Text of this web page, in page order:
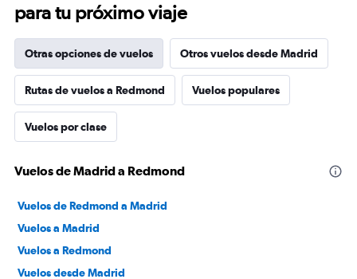
para tu próximo viaje
Otras opciones de vuelos Otros vuelos desde Madrid
Rutas de vuelos a Redmond Vuelos populares
Vuelos por clase
Vuelos de Madrid a Redmond
Vuelos de Redmond a Madrid
Vuelos a Madrid
Vuelos a Redmond
Vuelos desde Madrid